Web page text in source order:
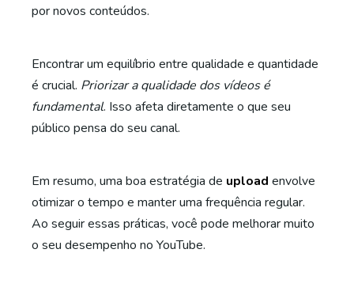
por novos conteúdos.
Encontrar um equilíbrio entre qualidade e quantidade
é crucial. Priorizar a qualidade dos vídeos é
fundamental. Isso afeta diretamente o que seu
público pensa do seu canal.
Em resumo, uma boa estratégia de upload envolve
otimizar o tempo e manter uma frequência regular.
Ao seguir essas práticas, você pode melhorar muito
o seu desempenho no YouTube.